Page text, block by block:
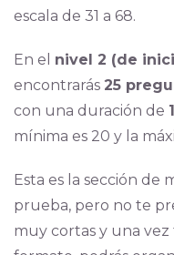
escala de 31 a 68.
En el nivel 2 (de
encontrarás 25
con una duración de
mínima es 20 y la
Esta es la sección de
prueba, pero no te
muy cortas y una vez